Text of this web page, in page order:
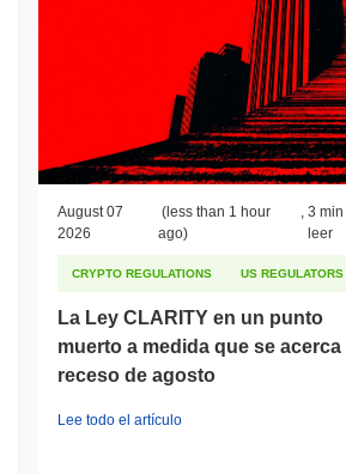
August 07
2026
(less than 1 hour
ago)
,3 min
leer
CRYPTO REGULATIONS US REGULATORS
La Ley CLARITY en un punto
muerto a medida que se acerca
receso de agosto
Lee todo el artículo